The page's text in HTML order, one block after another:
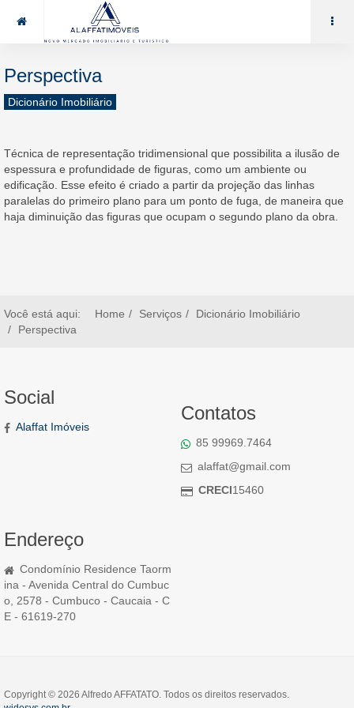
85 99969.7464 alaffat@gmail.com
Perspectiva
Dicionário Imobiliário
Técnica de representação tridimensional que possibilita a ilusão de
espessura e profundidade de figuras, como um ambiente ou
edificação. Esse efeito é criado a partir da projeção das linhas
paralelas do primeiro plano para um ponto de fuga, de maneira que
haja diminuição das figuras que ocupam o segundo plano da obra.
Você está aqui: Home Serviços
Dicionário Imobiliário
Perspectiva
Social
Alaffat Imóveis
Contatos
85 99969.7464
alaffat@gmail.com
CRECI15460
Endereço
Condomínio Residence Taorm
ina - Avenida Central do Cumbuc
o, 2578 - Cumbuco - Caucaia - C
E - 61619-270
Copyright © 2026 Alfredo AFFATATO. Todos os direitos reservados.